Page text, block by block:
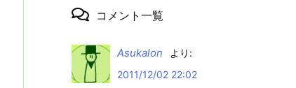
コメント一覧
Asukalon
より:
2011/12/02 22:02